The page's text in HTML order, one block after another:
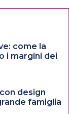
come la
i margini dei
design
famiglia